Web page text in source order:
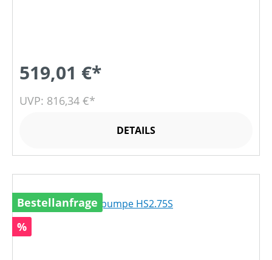
519,01 €*
UVP: 816,34 €*
DETAILS
Bestellanfrage
Rabatt
%